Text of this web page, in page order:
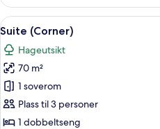
–
club,
balkong,
hageutsikt
Åpne
alle
bildene
av
Suite
(Corner)
6
Suite (Corner)
Hageutsikt
70 m²
1 soverom
Plass til 3 personer
1 dobbeltseng